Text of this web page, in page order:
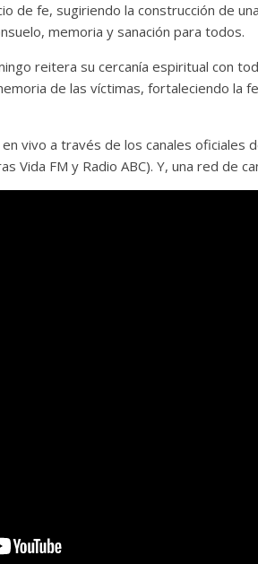
de fe, sugiriendo la construcción de
memoria y sanación para todos.
reitera su cercanía espiritual con
de las víctimas, fortaleciendo la
vivo a través de los canales oficiales
Vida FM y Radio ABC). Y, una red de